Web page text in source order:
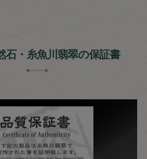
石・糸魚川翡翠の保証書